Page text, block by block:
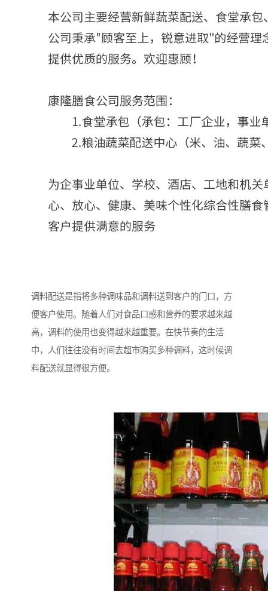
调料配送是指将多种调味品和调料送到客户的门口，方
便客户使用。随着人们对食品口感和营养的要求越来越
高，调料的使用也变得越来越重要。在快节奏的生活
中，人们往往没有时间去超市购买多种调料，这时候调
料配送就显得很方便。